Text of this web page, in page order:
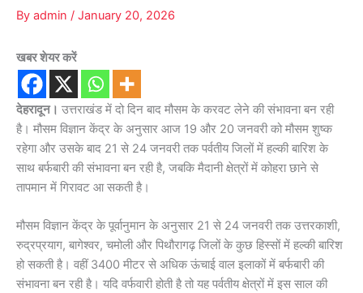
By admin / January 20, 2026
खबर शेयर करें
देहरादून। उत्तराखंड में दो दिन बाद मौसम के करवट लेने की संभावना बन रही
है। मौसम विज्ञान केंद्र के अनुसार आज 19 और 20 जनवरी को मौसम शुष्क
रहेगा और उसके बाद 21 से 24 जनवरी तक पर्वतीय जिलों में हल्की बारिश के
साथ बर्फबारी की संभावना बन रही है, जबकि मैदानी क्षेत्रों में कोहरा छाने से
तापमान में गिरावट आ सकती है।
मौसम विज्ञान केंद्र के पूर्वानुमान के अनुसार 21 से 24 जनवरी तक उत्तरकाशी,
रुद्रप्रयाग, बागेश्वर, चमोली और पिथौरागढ़ जिलों के कुछ हिस्सों में हल्की बारिश
हो सकती है। वहीं 3400 मीटर से अधिक ऊंचाई वाल इलाकों में बर्फबारी की
संभावना बन रही है। यदि वर्फवारी होती है तो यह पर्वतीय क्षेत्रों में इस साल की